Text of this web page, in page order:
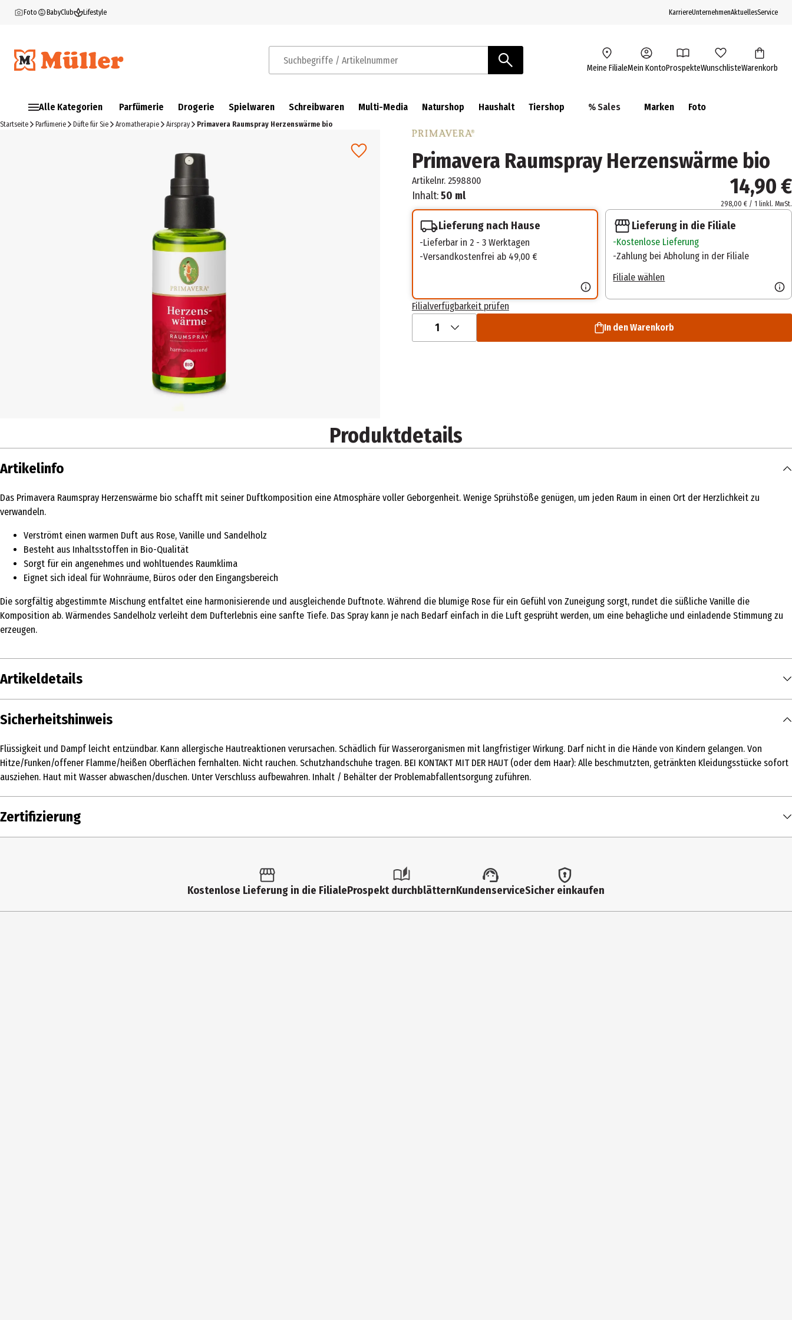
Foto BabyClub Lifestyle KarriereUnternehmenAktuellesService
Suchbegriffe / Artikelnummer Meine FilialeMein KontoProspekteWunschlisteWarenkorb
Alle Kategorien Parfümerie Drogerie Spielwaren Schreibwaren Multi-Media Naturshop Haushalt Tiershop % Sales Marken Foto
Startseite Parfümerie Düfte für Sie Aromatherapie Airspray Primavera Raumspray Herzenswärme bio
Primavera Raumspray Herzenswärme bio
Artikelnr. 2598800
Inhalt:50 ml 14,90 €
298,00 € / 1 linkl. MwSt.
Lieferung nach Hause
Lieferbar in 2 - 3 Werktagen
Versandkostenfrei ab 49,00 €
Lieferung in die Filiale
Kostenlose Lieferung
Zahlung bei Abholung in der Filiale
Filiale wählen
Filialverfügbarkeit prüfen
1 In den Warenkorb
Produktdetails
Artikelinfo
Das Primavera Raumspray Herzenswärme bio schafft mit seiner Duftkomposition eine Atmosphäre voller Geborgenheit. Wenige Sprühstöße genügen, um jeden Raum in einen Ort der Herzlichkeit zu
verwandeln.
Verströmt einen warmen Duft aus Rose, Vanille und Sandelholz
Besteht aus Inhaltsstoffen in Bio-Qualität
Sorgt für ein angenehmes und wohltuendes Raumklima
Eignet sich ideal für Wohnräume, Büros oder den Eingangsbereich
Die sorgfältig abgestimmte Mischung entfaltet eine harmonisierende und ausgleichende Duftnote. Während die blumige Rose für ein Gefühl von Zuneigung sorgt, rundet die süßliche Vanille die
Komposition ab. Wärmendes Sandelholz verleiht dem Dufterlebnis eine sanfte Tiefe. Das Spray kann je nach Bedarf einfach in die Luft gesprüht werden, um eine behagliche und einladende Stimmung zu
erzeugen.
Artikeldetails
Inhalt
Inhaltsstoffe Alkohol* bio, Wasser, Rosengeranie, Vanille und Sandelholz u.a.
Für ein wohltuendes Dufterlebnis und ein angenehmes Raumklima. Raumspray nach Bedarf in die Luft sprühen.
Zertifizierung
Zielgruppe Damen|Herren|Unisex
Naturparadies 1, DE-87466 Oy-Mittelberg
Sicherheitshinweis
Flüssigkeit und Dampf leicht entzündbar. Kann allergische Hautreaktionen verursachen. Schädlich für Wasserorganismen mit langfristiger Wirkung. Darf nicht in die Hände von Kindern gelangen. Von
Hitze/Funken/offener Flamme/heißen Oberflächen fernhalten. Nicht rauchen. Schutzhandschuhe tragen. BEI KONTAKT MIT DER HAUT (oder dem Haar): Alle beschmutzten, getränkten Kleidungsstücke sofort
ausziehen. Haut mit Wasser abwaschen/duschen. Unter Verschluss aufbewahren. Inhalt / Behälter der Problemabfallentsorgung zuführen.
Zertifizierung
Kostenlose Lieferung in die FilialeProspekt durchblätternKundenserviceSicher einkaufen